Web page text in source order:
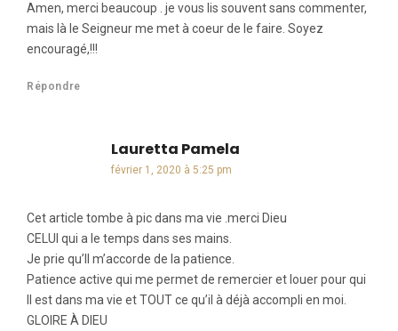
Amen, merci beaucoup . je vous lis souvent sans commenter,
mais là le Seigneur me met à coeur de le faire. Soyez
encouragé,!!!
Répondre
Lauretta Pamela
février 1, 2020 à 5:25 pm
Cet article tombe à pic dans ma vie .merci Dieu
CELUI qui a le temps dans ses mains.
Je prie qu’Il m’accorde de la patience.
Patience active qui me permet de remercier et louer pour qui
Il est dans ma vie et TOUT ce qu’il à déjà accompli en moi.
GLOIRE À DIEU